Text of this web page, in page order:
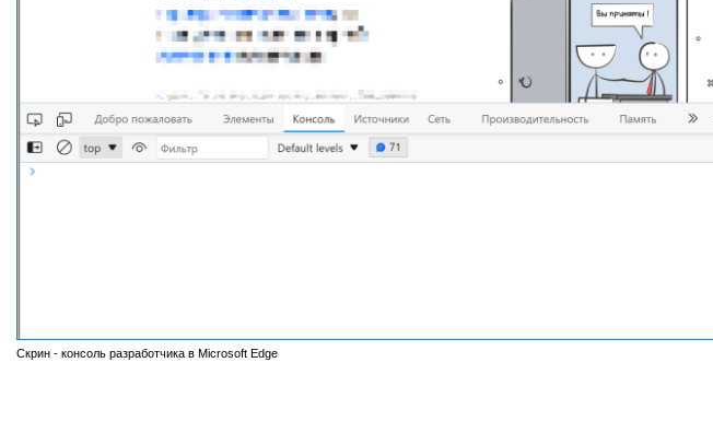
Скрин - консоль разработчика в Microsoft Edge